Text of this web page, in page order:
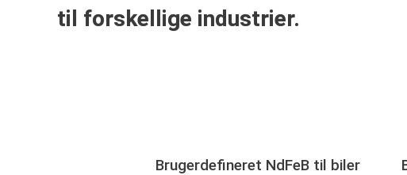
til forskellige industrier.
Brugerdefineret NdFeB til biler